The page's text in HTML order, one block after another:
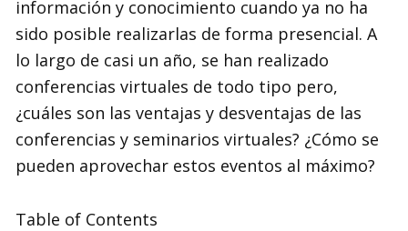
información y conocimiento cuando ya no ha
sido posible realizarlas de forma presencial. A
lo largo de casi un año, se han realizado
conferencias virtuales de todo tipo pero,
¿cuáles son las ventajas y desventajas de las
conferencias y seminarios virtuales? ¿Cómo se
pueden aprovechar estos eventos al máximo?
Table of Contents